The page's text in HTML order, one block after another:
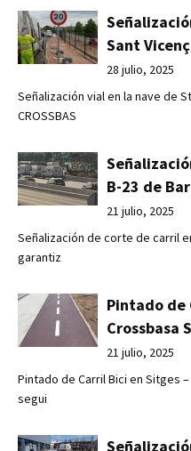
Sant
28 julio, 2025
Señalización vial en la nave de
CROSSBAS
B-23 de
21 julio, 2025
Señalización de corte de carril
garantiz
Pintado de
Crossbasa
21 julio, 2025
Pintado de Carril Bici en Sitges –
segui